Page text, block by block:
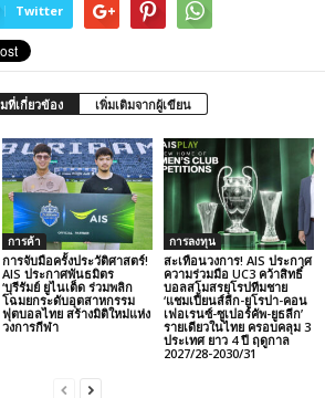
Twitter
ที่เกี่ยวข้อง เพิ่มเติมจากผู้เขียน
การค้า
การจับมือครั้งประวัติศาสตร์!
AIS ประกาศพันธมิตร
‘บุรีรัมย์ ยูไนเต็ด ร่วมพลิก
โฉมยกระดับอุตสาหกรรม
ฟุตบอลไทย สร้างมิติใหม่แห่ง
วงการกีฬา
การลงทุน
สะเทือนวงการ! AIS ประกาศ
ความร่วมมือ UC3 คว้าสิทธิ์
บอลสโมสรยุโรปทีมชาย
‘แชมเปี้ยนส์ลีก-ยูโรปา-คอน
เฟอเรนซ์-ซูเปอร์คัพ-ยูธลีก’
รายเดียวในไทย ครอบคลุม 3
ประเทศ ยาว 4 ปี ฤดูกาล
2027/28-2030/31